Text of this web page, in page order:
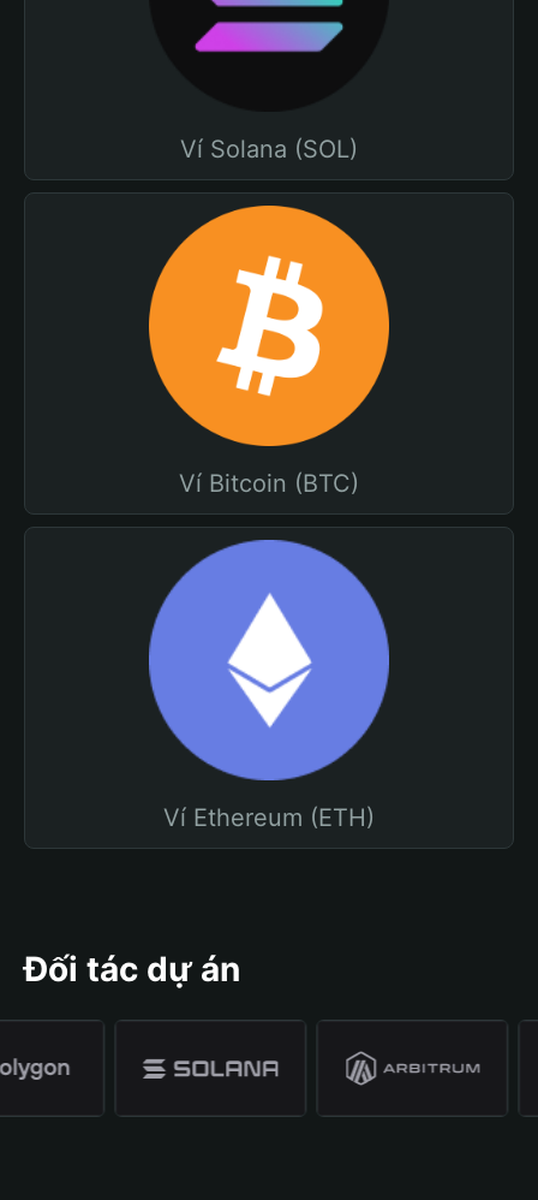
Ví Solana (SOL)
Ví Bitcoin (BTC)
Ví Ethereum (ETH)
Đối tác dự án